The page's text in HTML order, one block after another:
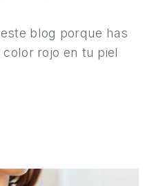
blog porque has
rojo en tu piel